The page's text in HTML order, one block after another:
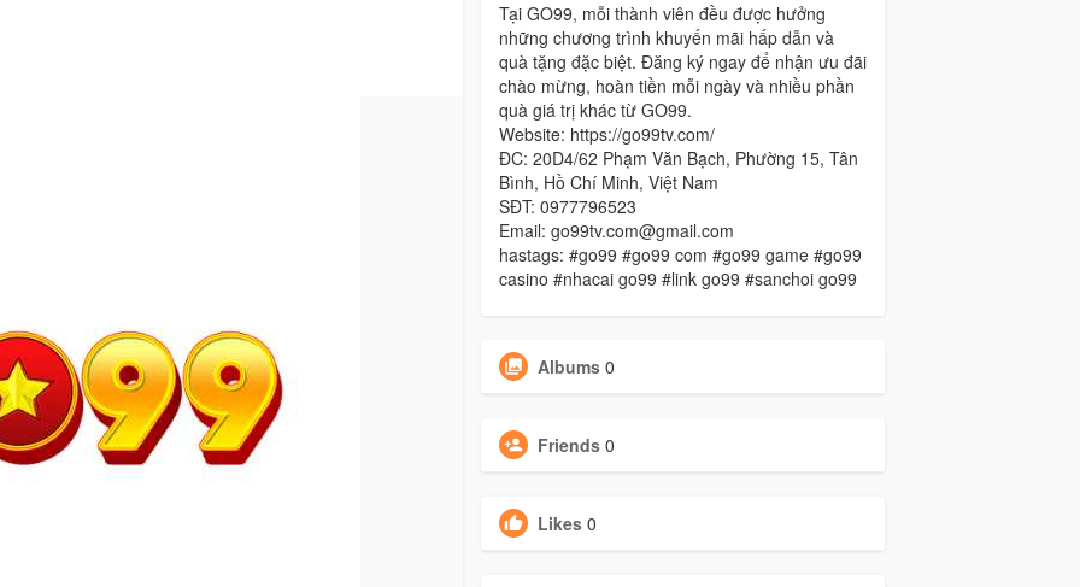
Tại GO99, mỗi thành viên đều được hưởng
những chương trình khuyến mãi hấp dẫn và
quà tặng đặc biệt. Đăng ký ngay để nhận ưu đãi
chào mừng, hoàn tiền mỗi ngày và nhiều phần
quà giá trị khác từ GO99.
Website: https://go99tv.com/
ĐC: 20D4/62 Phạm Văn Bạch, Phường 15, Tân
Bình, Hồ Chí Minh, Việt Nam
SĐT: 0977796523
Email: go99tv.com@gmail.com
hastags: #go99 #go99 com #go99 game #go99
casino #nhacai go99 #link go99 #sanchoi go99
Albums 0
Friends 0
Likes 0